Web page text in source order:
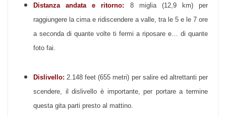
Distanza andata e ritorno: 8 miglia (12,9 km) per
raggiungere la cima e ridiscendere a valle, tra le 5 e le 7 ore
a seconda di quante volte ti fermi a riposare e… di quante
foto fai.
Dislivello: 2.148 feet (655 metri) per salire ed altrettanti per
scendere, il dislivello è importante, per portare a termine
questa gita parti presto al mattino.